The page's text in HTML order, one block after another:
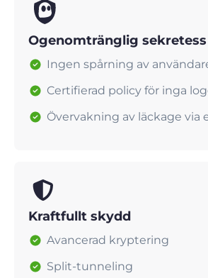
Ogenomtränglig sekretess
Ingen spårning av
Certifierad policy för inga
Övervakning av läckage via
Kraftfullt skydd
Avancerad kryptering
Split-tunneling